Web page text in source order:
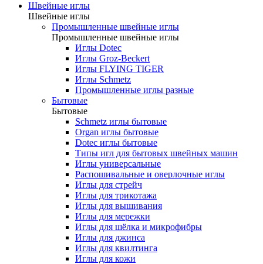
Швейные иглы
Швейные иглы
Промышленные швейные иглы
Промышленные швейные иглы
Иглы Dotec
Иглы Groz-Beckert
Иглы FLYING TIGER
Иглы Schmetz
Промышленные иглы разные
Бытовые
Бытовые
Schmetz иглы бытовые
Organ иглы бытовые
Dotec иглы бытовые
Типы игл для бытовых швейных машин
Иглы универсальные
Распошивальные и оверлочные иглы
Иглы для стрейч
Иглы для трикотажа
Иглы для вышивания
Иглы для мережки
Иглы для шёлка и микрофибры
Иглы для джинса
Иглы для квилтинга
Иглы для кожи